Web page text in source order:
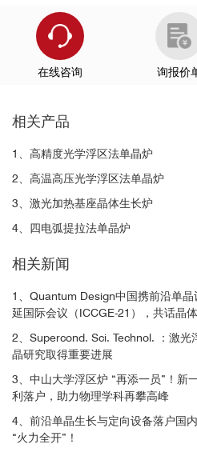
在线咨询 询报价
相关产品
1、高精度光学浮区法单晶炉
2、高温高压光学浮区法单晶炉
3、激光加热基座晶体生长炉
4、四电弧提拉法单晶炉
相关新闻
1、Quantum Design中国携前沿单
延国际会议（ICCGE-21），共话晶
2、Supercond. Sci. Technol. ：激光
晶研究取得重要进展
3、中山大学浮区炉 “再添一员”！新
利落户，助力物理学科再攀高峰
4、前沿单晶生长与定向设备落户国
“火力全开”！